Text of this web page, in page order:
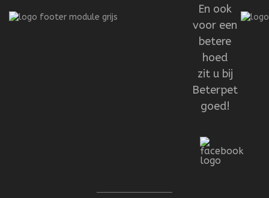
En ook
voor een
betere
hoed
zit u bij
Beterpet
goed!